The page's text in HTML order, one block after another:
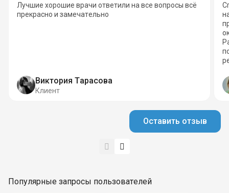
Лучшие хорошие врачи ответили на все вопросы всё
прекрасно и замечательно
Виктория Тарасова
Клиент
Оставить отзыв
Популярные запросы пользователей